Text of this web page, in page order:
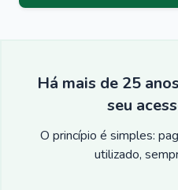
Há mais de 25
seu
O princípio é simples:
utilizado,